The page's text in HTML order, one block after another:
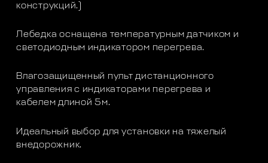
конструкций.)
Лебедка оснащена температурным датчиком и
светодиодным индикатором перегрева.
Влагозащищенный пульт дистанционного
управления с индикаторами перегрева и
кабелем длиной 5м.
Идеальный выбор для установки на тяжелый
внедорожник.